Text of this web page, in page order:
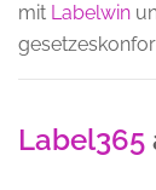
mit Labelwin
Label365